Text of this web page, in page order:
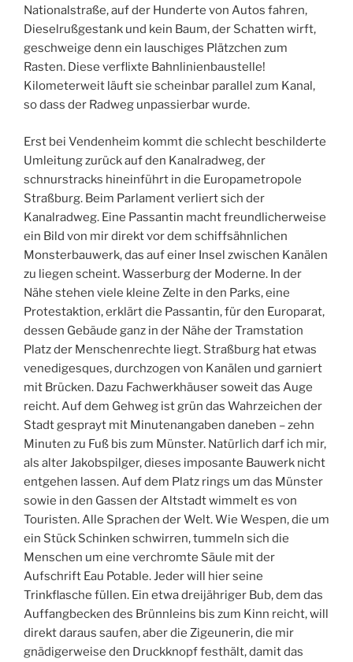
Nationalstraße, auf der Hunderte von Autos fahren,
Dieselrußgestank und kein Baum, der Schatten wirft,
geschweige denn ein lauschiges Plätzchen zum
Rasten. Diese verflixte Bahnlinienbaustelle!
Kilometerweit läuft sie scheinbar parallel zum Kanal,
so dass der Radweg unpassierbar wurde.
Erst bei Vendenheim kommt die schlecht beschilderte
Umleitung zurück auf den Kanalradweg, der
schnurstracks hineinführt in die Europametropole
Straßburg. Beim Parlament verliert sich der
Kanalradweg. Eine Passantin macht freundlicherweise
ein Bild von mir direkt vor dem schiffsähnlichen
Monsterbauwerk, das auf einer Insel zwischen Kanälen
zu liegen scheint. Wasserburg der Moderne. In der
Nähe stehen viele kleine Zelte in den Parks, eine
Protestaktion, erklärt die Passantin, für den Europarat,
dessen Gebäude ganz in der Nähe der Tramstation
Platz der Menschenrechte liegt. Straßburg hat etwas
venedigesques, durchzogen von Kanälen und garniert
mit Brücken. Dazu Fachwerkhäuser soweit das Auge
reicht. Auf dem Gehweg ist grün das Wahrzeichen der
Stadt gesprayt mit Minutenangaben daneben – zehn
Minuten zu Fuß bis zum Münster. Natürlich darf ich mir,
als alter Jakobspilger, dieses imposante Bauwerk nicht
entgehen lassen. Auf dem Platz rings um das Münster
sowie in den Gassen der Altstadt wimmelt es von
Touristen. Alle Sprachen der Welt. Wie Wespen, die um
ein Stück Schinken schwirren, tummeln sich die
Menschen um eine verchromte Säule mit der
Aufschrift Eau Potable. Jeder will hier seine
Trinkflasche füllen. Ein etwa dreijähriger Bub, dem das
Auffangbecken des Brünnleins bis zum Kinn reicht, will
direkt daraus saufen, aber die Zigeunerin, die mir
gnädigerweise den Druckknopf festhält, damit das